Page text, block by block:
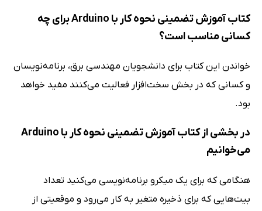
کتاب آموزش تضمینی نحوه کار با Arduino برای چه
کسانی مناسب است؟
خواندن این کتاب برای دانشجویان مهندسی برق، برنامه‌نویسان
و کسانی که در بخش سخت‌افزار فعالیت می‌کنند مفید خواهد
بود.
در بخشی از کتاب آموزش تضمینی نحوه کار با Arduino
می‌خوانیم
هنگامی که برای یک میکرو برنامه‌نویسی می‌کنید تعداد
بیت‌هایی که برای ذخیره متغیر به کار می‌رود و موقعیتی از